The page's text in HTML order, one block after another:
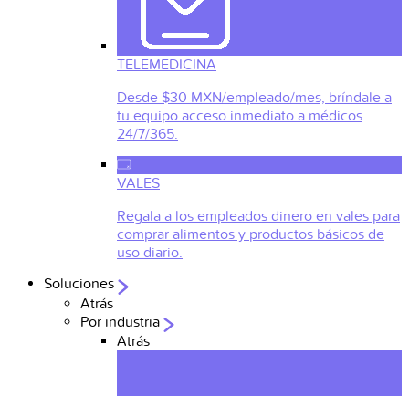
TELEMEDICINA
Desde $30 MXN/empleado/mes, bríndale a
tu equipo acceso inmediato a médicos
24/7/365.
VALES
Regala a los empleados dinero en vales para
comprar alimentos y productos básicos de
uso diario.
Soluciones
Atrás
Por industria
Atrás